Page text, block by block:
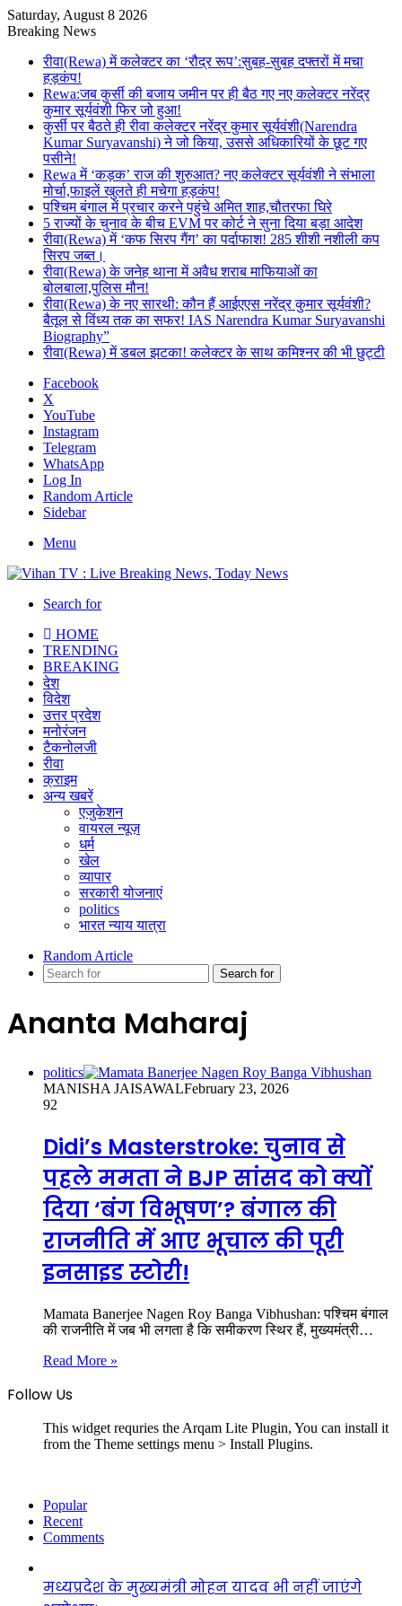
Saturday, August 8 2026
Breaking News
रीवा(Rewa) में कलेक्टर का ‘रौद्र रूप’:सुबह-सुबह दफ्तरों में मचा
हड़कंप!
Rewa:जब कुर्सी की बजाय जमीन पर ही बैठ गए नए कलेक्टर नरेंद्र
कुमार सूर्यवंशी फिर जो हुआ!
कुर्सी पर बैठते ही रीवा कलेक्टर नरेंद्र कुमार सूर्यवंशी(Narendra
Kumar Suryavanshi) ने जो किया, उससे अधिकारियों के छूट गए
पसीने!
Rewa में ‘कड़क’ राज की शुरुआत? नए कलेक्टर सूर्यवंशी ने संभाला
मोर्चा,फाइलें खुलते ही मचेगा हड़कंप!
पश्चिम बंगाल में प्रचार करने पहुंचे अमित शाह,चौतरफा घिरे
5 राज्यों के चुनाव के बीच EVM पर कोर्ट ने सुना दिया बड़ा आदेश
रीवा(Rewa) में ‘कफ सिरप गैंग’ का पर्दाफाश! 285 शीशी नशीली कप
सिरप जब्त।
रीवा(Rewa) के जनेह थाना में अवैध शराब माफियाओं का
बोलबाला,पुलिस मौन!
रीवा(Rewa) के नए सारथी: कौन हैं आईएएस नरेंद्र कुमार सूर्यवंशी?
बैतूल से विंध्य तक का सफर! IAS Narendra Kumar Suryavanshi
Biography”
रीवा(Rewa) में डबल झटका! कलेक्टर के साथ कमिश्नर की भी छुट्टी
Facebook
X
YouTube
Instagram
Telegram
WhatsApp
Log In
Random Article
Sidebar
Menu
Search for
HOME
TRENDING
BREAKING
देश
विदेश
उत्तर प्रदेश
मनोरंजन
टैकनोलजी
रीवा
क्राइम
अन्य खबरें
एजुकेशन
वायरल न्यूज़
धर्म
खेल
व्यापार
सरकारी योजनाएं
politics
भारत न्याय यात्रा
Random Article
Search for
Ananta Maharaj
politics
MANISHA JAISAWALFebruary 23, 2026
92
Didi’s Masterstroke: चुनाव से
पहले ममता ने BJP सांसद को क्यों
दिया ‘बंग विभूषण’? बंगाल की
राजनीति में आए भूचाल की पूरी
इनसाइड स्टोरी!
Mamata Banerjee Nagen Roy Banga Vibhushan: पश्चिम बंगाल
की राजनीति में जब भी लगता है कि समीकरण स्थिर हैं, मुख्यमंत्री…
Read More »
Follow Us
This widget requries the Arqam Lite Plugin, You can install it
from the Theme settings menu > Install Plugins.
Popular
Recent
Comments
मध्यप्रदेश के मुख्यमंत्री मोहन यादव भी नहीं जाएंगे